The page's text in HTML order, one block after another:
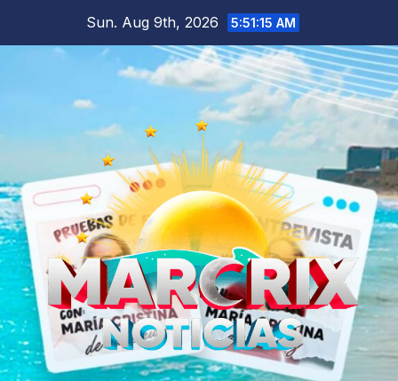
Sun. Aug 9th, 2026 5:51:17 AM